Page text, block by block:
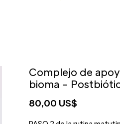
Complejo de
bioma –
80,00 US$